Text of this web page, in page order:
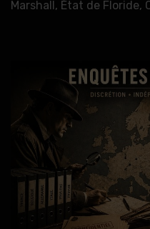
Marshall, État de Floride,